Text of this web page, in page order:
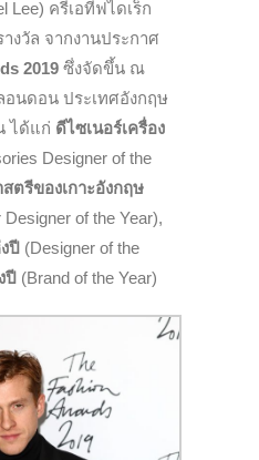
Lee) ครีเอทีฟไดเร็ก
งวัล จากงานประกาศ
2019 ซึ่งจัดขึ้น ณ
อนดอน ประเทศอังกฤษ
ได้แก่ ดีไซเนอร์เครื่อง
Designer of the
ตรีของเกาะอังกฤษ
of the Year),
ปี (Designer of the
ปี (Brand of the Year)